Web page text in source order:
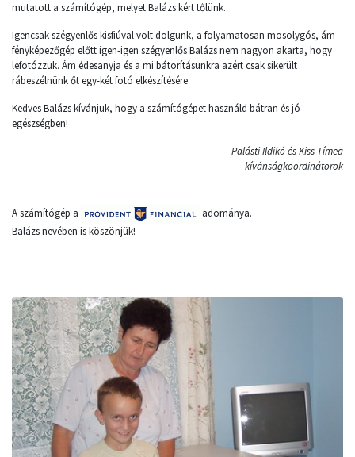
mutatott a számítógép, melyet Balázs kért tőlünk.
Igencsak szégyenlős kisfiúval volt dolgunk, a folyamatosan mosolygós, ám
fényképezőgép előtt igen-igen szégyenlős Balázs nem nagyon akarta, hogy
lefotózzuk. Ám édesanyja és a mi bátorításunkra azért csak sikerült
rábeszélnünk őt egy-két fotó elkészítésére.
Kedves Balázs kívánjuk, hogy a számítógépet használd bátran és jó
egészségben!
Palásti Ildikó és Kiss Tímea
kívánságkoordinátorok
A számítógép a
adománya.
Balázs nevében is köszönjük!